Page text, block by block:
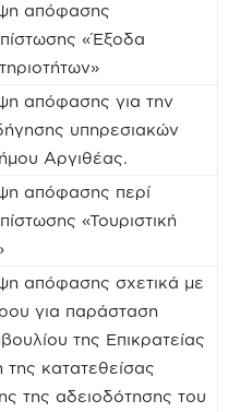
απόφασης
πίστωσης «Έξοδα
απόφασης για την
υπηρεσιακών
Αργιθέας.
απόφασης περί
«Τουριστική
απόφασης σχετικά με
για παράσταση
της Επικρατείας
της κατατεθείσας
της αδειοδότησης του